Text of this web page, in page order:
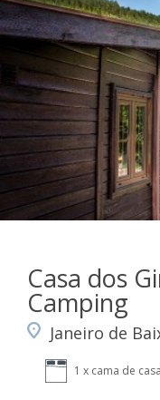
Casa dos
Camping
Janeiro de
1 x cama de